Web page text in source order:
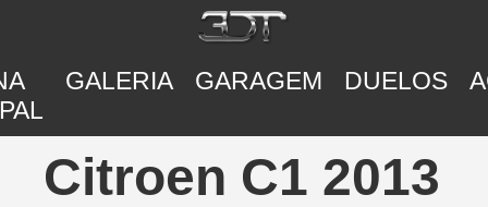
GALERIA GARAGEM DUELOS
Citroen C1 2013